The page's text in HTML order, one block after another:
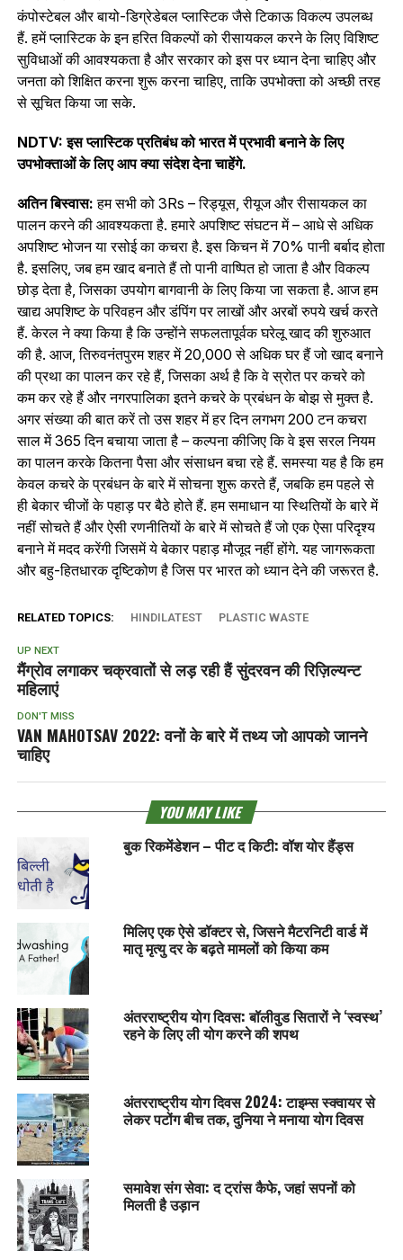
कंपोस्टेबल और बायो-डिग्रेडेबल प्लास्टिक जैसे टिकाऊ विकल्प उपलब्ध
हैं. हमें प्लास्टिक के इन हरित विकल्पों को रीसायकल करने के लिए विशिष्ट
सुविधाओं की आवश्यकता है और सरकार को इस पर ध्यान देना चाहिए और
जनता को शिक्षित करना शुरू करना चाहिए, ताकि उपभोक्ता को अच्छी तरह
से सूचित किया जा सके.
NDTV: इस प्लास्टिक प्रतिबंध को भारत में प्रभावी बनाने के लिए
उपभोक्ताओं के लिए आप क्‍या संदेश देना चाहेंगे.
अतिन बिस्वास: हम सभी को 3Rs – रिड्यूस, रीयूज और रीसायकल का
पालन करने की आवश्यकता है. हमारे अपशिष्ट संघटन में – आधे से अधिक
अपशिष्ट भोजन या रसोई का कचरा है. इस किचन में 70% पानी बर्बाद होता
है. इसलिए, जब हम खाद बनाते हैं तो पानी वाष्पित हो जाता है और विकल्प
छोड़ देता है, जिसका उपयोग बागवानी के लिए किया जा सकता है. आज हम
खाद्य अपशिष्ट के परिवहन और डंपिंग पर लाखों और अरबों रुपये खर्च करते
हैं. केरल ने क्या किया है कि उन्होंने सफलतापूर्वक घरेलू खाद की शुरुआत
की है. आज, तिरुवनंतपुरम शहर में 20,000 से अधिक घर हैं जो खाद बनाने
की प्रथा का पालन कर रहे हैं, जिसका अर्थ है कि वे स्रोत पर कचरे को
कम कर रहे हैं और नगरपालिका इतने कचरे के प्रबंधन के बोझ से मुक्त है.
अगर संख्या की बात करें तो उस शहर में हर दिन लगभग 200 टन कचरा
साल में 365 दिन बचाया जाता है – कल्पना कीजिए कि वे इस सरल नियम
का पालन करके कितना पैसा और संसाधन बचा रहे हैं. समस्या यह है कि हम
केवल कचरे के प्रबंधन के बारे में सोचना शुरू करते हैं, जबकि हम पहले से
ही बेकार चीजों के पहाड़ पर बैठे होते हैं. हम समाधान या स्थितियों के बारे में
नहीं सोचते हैं और ऐसी रणनीतियों के बारे में सोचते हैं जो एक ऐसा परिदृश्य
बनाने में मदद करेंगी जिसमें ये बेकार पहाड़ मौजूद नहीं होंगे. यह जागरूकता
और बहु-हितधारक दृष्टिकोण है जिस पर भारत को ध्यान देने की जरूरत है.
RELATED TOPICS: HINDILATEST PLASTIC WASTE
UP NEXT
मैंग्रोव लगाकर चक्रवातों से लड़ रही हैं सुंदरवन की रिज़िल्यन्ट
महिलाएं
DON'T MISS
VAN MAHOTSAV 2022: वनों के बारे में तथ्य जो आपको जानने
चाहिए
YOU MAY LIKE
बुक रिकमेंडेशन – पीट द किटी: वॉश योर हैंड्स
मिलिए एक ऐसे डॉक्टर से, जिसने मैटरनिटी वार्ड में
मातृ मृत्यु दर के बढ़ते मामलों को किया कम
अंतरराष्ट्रीय योग दिवस: बॉलीवुड सितारों ने ‘स्वस्थ’
रहने के लिए ली योग करने की शपथ
अंतरराष्ट्रीय योग दिवस 2024: टाइम्स स्क्वायर से
लेकर पटोंग बीच तक, दुनिया ने मनाया योग दिवस
समावेश संग सेवा: द ट्रांस कैफे, जहां सपनों को
मिलती है उड़ान